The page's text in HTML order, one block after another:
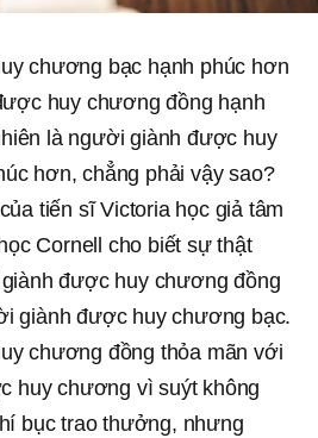
chương bạc hạnh phúc hơn
huy chương đồng hạnh
là người giành được huy
hơn, chẳng phải vậy sao?
tiến sĩ Victoria học giả tâm
Cornell cho biết sự thật
được huy chương đồng
giành được huy chương bạc.
chương đồng thỏa mãn với
huy chương vì suýt không
bục trao thưởng, nhưng